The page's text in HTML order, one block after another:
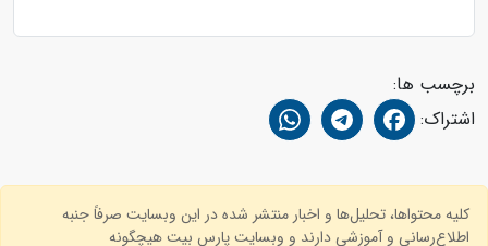
برچسب ها:
اشتراک:
کلیه محتواها، تحلیل‌ها و اخبار منتشر شده در این وبسایت صرفاً جنبه
اطلاع‌رسانی و آموزشی دارند و وبسایت پارس بیت هیچگونه